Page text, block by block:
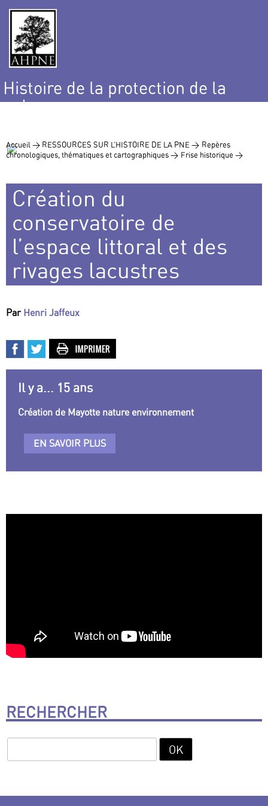
Histoire de la protection de la
nature
Accueil > RESSOURCES SUR L’HISTOIRE DE LA PNE > Repères
chronologiques, thématiques et cartographiques > Frise historique >
Création du
conservatoire de
l’espace littoral et des
rivages lacustres
Par Henri Jaffeux
Il y a... 15 ans
Création de Mayotte nature environnement
EN SAVOIR PLUS
RECHERCHER